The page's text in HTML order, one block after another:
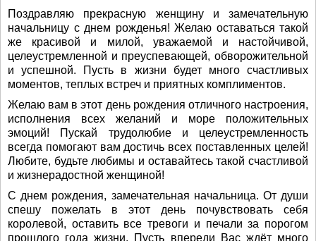
Поздравляю прекрасную женщину и замечательную
начальницу с днем рожденья! Желаю оставаться такой
же красивой и милой, уважаемой и настойчивой,
целеустремленной и преуспевающей, обворожительной
и успешной. Пусть в жизни будет много счастливых
моментов, теплых встреч и приятных комплиментов.
Желаю вам в этот день рождения отличного настроения,
исполнения всех желаний и море положительных
эмоций! Пускай трудолюбие и целеустремленность
всегда помогают вам достичь всех поставленных целей!
Любите, будьте любимы и оставайтесь такой счастливой
и жизнерадостной женщиной!
С днем рождения, замечательная начальница. От души
спешу пожелать в этот день почувствовать себя
королевой, оставить все тревоги и печали за порогом
прошлого года жизни. Пусть впереди Вас ждёт много